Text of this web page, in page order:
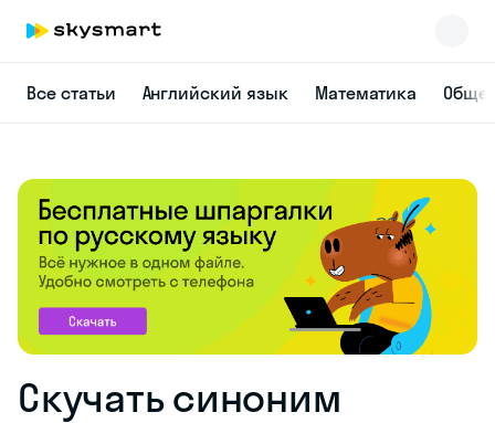
Все статьи Английский язык Математика
Скучать синоним